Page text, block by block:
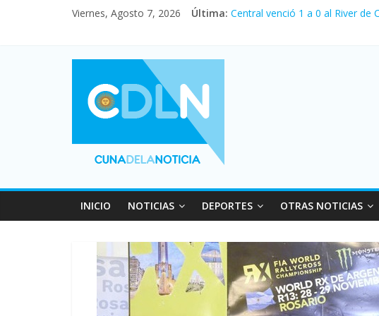
Viernes, Agosto 7, 2026 Última: Central venció 1 a 0 al River de
Vacaciones de invierno con
Fuerte caída de la venta de
INICIO NOTICIAS DEPORTES OTRAS NOTICIAS